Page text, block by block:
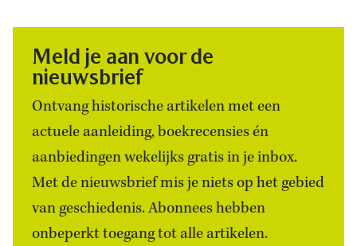
Meld je aan voor de
nieuwsbrief
Ontvang historische artikelen met een
actuele aanleiding, boekrecensies én
aanbiedingen wekelijks gratis in je inbox.
Met de nieuwsbrief mis je niets op het gebied
van geschiedenis. Abonnees hebben
onbeperkt toegang tot alle artikelen.